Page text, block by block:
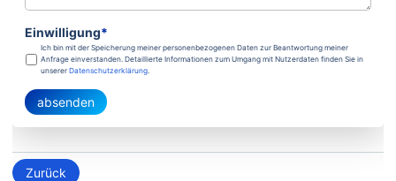
Einwilligung*
Ich bin mit der Speicherung meiner personenbezogenen Daten zur Beantwortung meiner
Anfrage einverstanden. Detaillierte Informationen zum Umgang mit Nutzerdaten finden Sie in
unserer Datenschutzerklärung.
absenden
Zurück